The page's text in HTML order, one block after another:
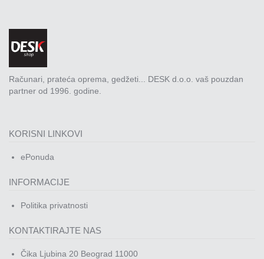
Računari, prateća oprema, gedžeti... DESK d.o.o. vaš pouzdan
partner od 1996. godine.
KORISNI LINKOVI
ePonuda
INFORMACIJE
Politika privatnosti
KONTAKTIRAJTE NAS
Čika Ljubina 20 Beograd 11000